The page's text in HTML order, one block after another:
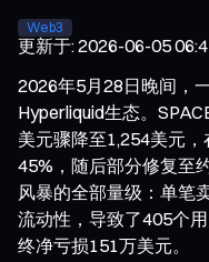
Web3
更新于:2026-06-05
2026年5月28日晚间，
Hyperliquid生态。
美元骤降至1,254美元
45%，随后部分修复至
风暴的全部量级：单笔
流动性，导致了405个
终净亏损151万美元。